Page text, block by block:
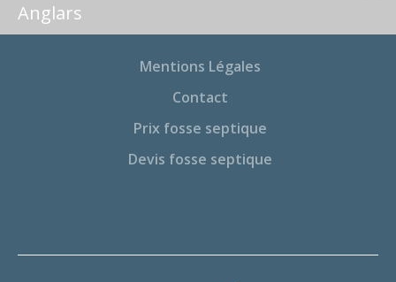
Anglars
Mentions Légales
Contact
Prix fosse septique
Devis fosse septique